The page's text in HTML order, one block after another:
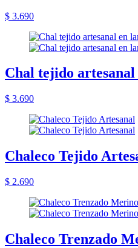
$ 3.690
Chal tejido
$ 3.690
Chaleco Tejido
$ 2.690
Chaleco Trenzado